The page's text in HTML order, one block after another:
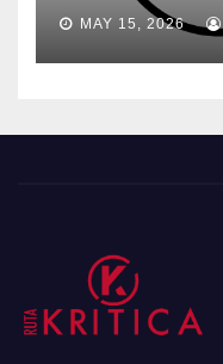
MAY 15, 2026